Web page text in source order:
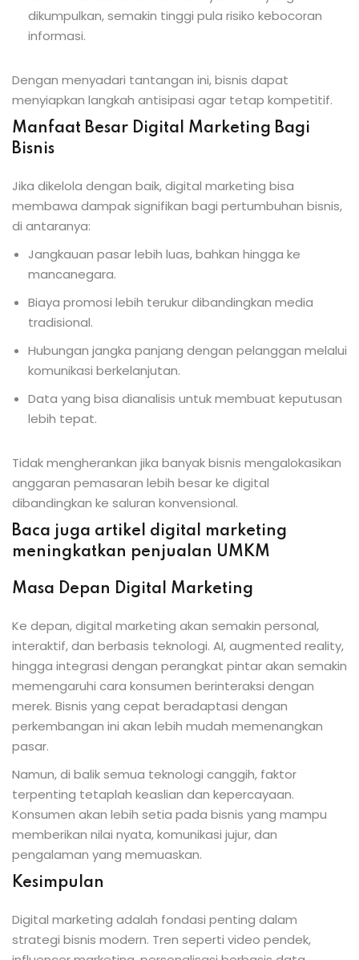
dikumpulkan, semakin tinggi pula risiko kebocoran
informasi.
Dengan menyadari tantangan ini, bisnis dapat
menyiapkan langkah antisipasi agar tetap kompetitif.
Manfaat Besar Digital Marketing Bagi
Bisnis
Jika dikelola dengan baik, digital marketing bisa
membawa dampak signifikan bagi pertumbuhan bisnis,
di antaranya:
Jangkauan pasar lebih luas, bahkan hingga ke
mancanegara.
Biaya promosi lebih terukur dibandingkan media
tradisional.
Hubungan jangka panjang dengan pelanggan melalui
komunikasi berkelanjutan.
Data yang bisa dianalisis untuk membuat keputusan
lebih tepat.
Tidak mengherankan jika banyak bisnis mengalokasikan
anggaran pemasaran lebih besar ke digital
dibandingkan ke saluran konvensional.
Baca juga artikel digital marketing
meningkatkan penjualan UMKM
Masa Depan Digital Marketing
Ke depan, digital marketing akan semakin personal,
interaktif, dan berbasis teknologi. AI, augmented reality,
hingga integrasi dengan perangkat pintar akan semakin
memengaruhi cara konsumen berinteraksi dengan
merek. Bisnis yang cepat beradaptasi dengan
perkembangan ini akan lebih mudah memenangkan
pasar.
Namun, di balik semua teknologi canggih, faktor
terpenting tetaplah keaslian dan kepercayaan.
Konsumen akan lebih setia pada bisnis yang mampu
memberikan nilai nyata, komunikasi jujur, dan
pengalaman yang memuaskan.
Kesimpulan
Digital marketing adalah fondasi penting dalam
strategi bisnis modern. Tren seperti video pendek,